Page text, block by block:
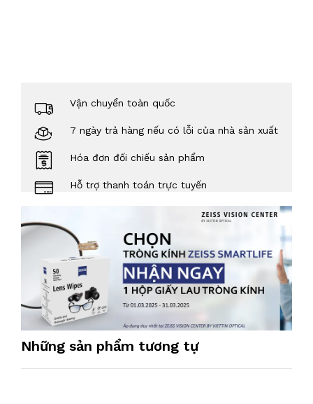
Vận chuyển toàn quốc
7 ngày trả hàng nếu có lỗi của nhà sản xuất
Hóa đơn đối chiếu sản phẩm
Hỗ trợ thanh toán trực tuyến
Những sản phẩm tương tự